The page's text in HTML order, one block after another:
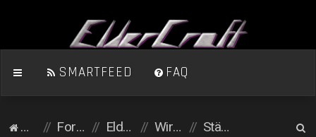
SMARTFEED FAQ
Homepage
Foren-Übersicht ElderCraft (Minecraft) Wirtschaftsserver
Städte und Anfängergrundstücke